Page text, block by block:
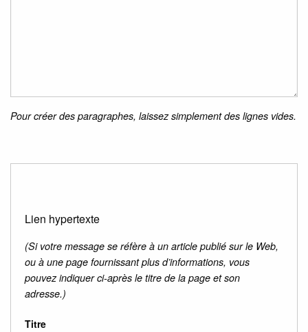
Pour créer des paragraphes, laissez simplement des lignes vides.
Lien hypertexte
(Si votre message se réfère à un article publié sur le Web,
ou à une page fournissant plus d’informations, vous
pouvez indiquer ci-après le titre de la page et son
adresse.)
Titre